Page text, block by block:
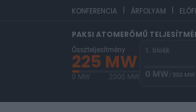
KONFERENCIA | ÁRFOLYAM |
PAKSI ATOMERŐMŰ
Összteljesítmény
225 MW
0 MW 2000 MW
1. blokk
0 MW/ 500 MW